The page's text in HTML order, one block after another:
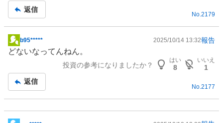
事
返信
No.2179
掲
示
事
b95***** 2025/10/14 13:32報告
どないなってんねん。
投資の参考になりましたか？
はい
8
いいえ
1
返信
No. 2177